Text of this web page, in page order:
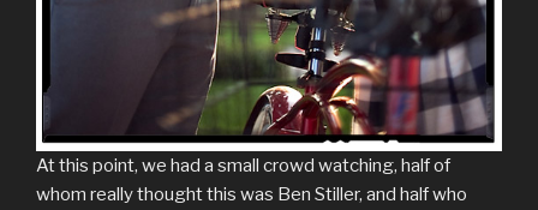
At this point, we had a small crowd watching, half of
whom really thought this was Ben Stiller, and half who